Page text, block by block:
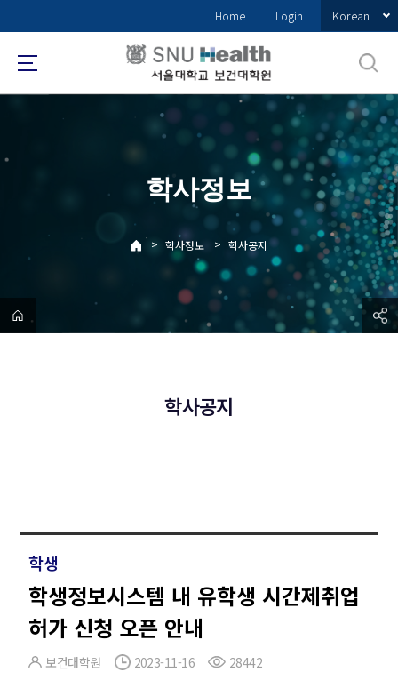
로
메
Home Login Korean
학사정보
> 학사정보 > 학사공지
학사공지
학생
학생정보시스템 내 유학생 시간제취업
허가 신청 오픈 안내
보건대학원 2023-11-16 28442